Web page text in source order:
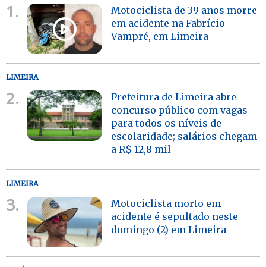
1.
Motociclista de 39 anos morre
em acidente na Fabrício
Vampré, em Limeira
LIMEIRA
2.
Prefeitura de Limeira abre
concurso público com vagas
para todos os níveis de
escolaridade; salários chegam
a R$ 12,8 mil
LIMEIRA
3.
Motociclista morto em
acidente é sepultado neste
domingo (2) em Limeira